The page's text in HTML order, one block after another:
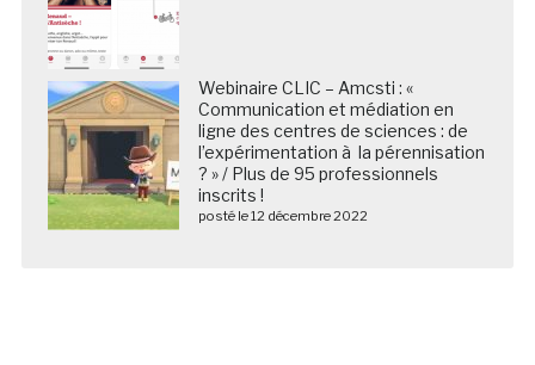
Webinaire CLIC – Amcsti : «
Communication et médiation en
ligne des centres de sciences : de
l’expérimentation à la pérennisation
? » / Plus de 95 professionnels
inscrits !
posté le 12 décembre 2022